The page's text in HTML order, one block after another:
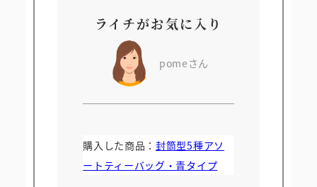
ライチがお気に入り
pomeさん
購入した商品：封筒型5種アソ
ートティーバッグ・青タイプ